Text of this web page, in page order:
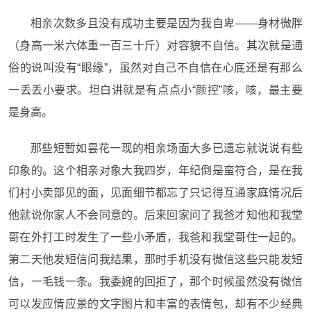
相亲次数多且没有成功主要是因为我自卑——身材微胖
（身高一米六体重一百三十斤）对容貌不自信。其次就是通
俗的说叫没有“眼缘”，虽然对自己不自信在心底还是有那么
一丢丢小要求。坦白讲就是有点点小“颜控”咳，咳，最主要
是身高。
那些短暂如昙花一现的相亲场面大多已遗忘就说说有些
印象的。这个相亲对象大我四岁，年纪倒是蛮符合，是在我
们村小卖部见的面，见面细节都忘了只记得互通家庭情况后
他就说你家人不会同意的。后来回家问了我爸才知他和我堂
哥在外打工时发生了一些小矛盾，我爸和我堂哥住一起的。
第二天他发短信问我结果，那时手机没有微信这些只能发短
信，一毛钱一条。我委婉的回拒了，那个时候虽然没有微信
可以发应情应景的文字图片和丰富的表情包，却有不少经典